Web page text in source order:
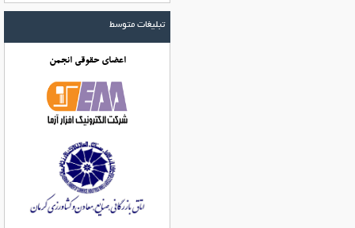
تبلیغات متوسط
اعضای حقوقی انجمن